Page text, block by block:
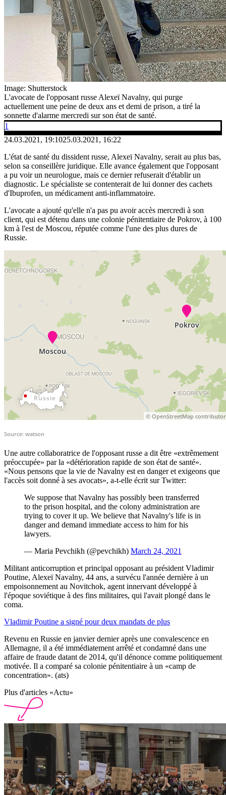
Image: Shutterstock
L'avocate de l'opposant russe Alexeï Navalny, qui purge
actuellement une peine de deux ans et demi de prison, a tiré la
sonnette d'alarme mercredi sur son état de santé.
1
24.03.2021, 19:1025.03.2021, 16:22
L'état de santé du dissident russe, Alexeï Navalny, serait au plus bas,
selon sa conseillère juridique. Elle avance également que l'opposant
a pu voir un neurologue, mais ce dernier refuserait d'établir un
diagnostic. Le spécialiste se contenterait de lui donner des cachets
d'Ibuprofen, un médicament anti-inflammatoire.
L'avocate a ajouté qu'elle n'a pas pu avoir accès mercredi à son
client, qui est détenu dans une colonie pénitentiaire de Pokrov, à 100
km à l'est de Moscou, réputée comme l'une des plus dures de
Russie.
Une autre collaboratrice de l'opposant russe a dit être «extrêmement
préoccupée» par la «détérioration rapide de son état de santé».
«Nous pensons que la vie de Navalny est en danger et exigeons que
l'accès soit donné à ses avocats», a-t-elle écrit sur Twitter:
We suppose that Navalny has possibly been transferred
to the prison hospital, and the colony administration are
trying to cover it up. We believe that Navalny's life is in
danger and demand immediate access to him for his
lawyers.
— Maria Pevchikh (@pevchikh) March 24, 2021
Militant anticorruption et principal opposant au président Vladimir
Poutine, Alexeï Navalny, 44 ans, a survécu l'année dernière à un
empoisonnement au Novitchok, agent innervant développé à
l'époque soviétique à des fins militaires, qui l'avait plongé dans le
coma.
Vladimir Poutine a signé pour deux mandats de plus
Revenu en Russie en janvier dernier après une convalescence en
Allemagne, il a été immédiatement arrêté et condamné dans une
affaire de fraude datant de 2014, qu'il dénonce comme politiquement
motivée. Il a comparé sa colonie pénitentiaire à un «camp de
concentration». (ats)
Plus d'articles «Actu»